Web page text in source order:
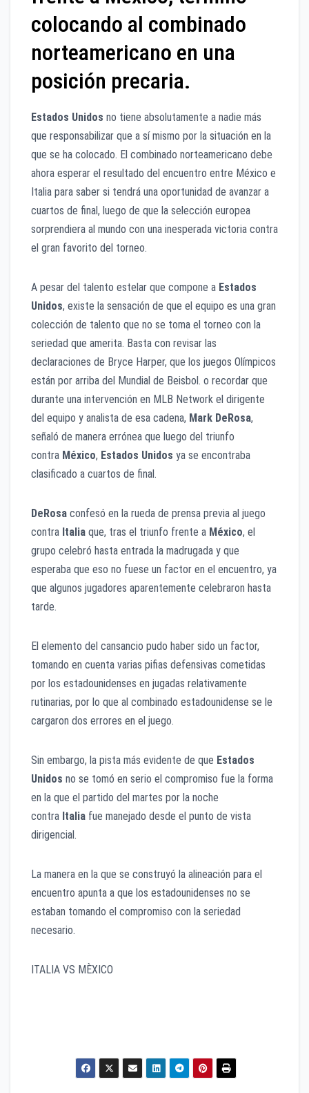
colocando al combinado
norteamericano en una
posición precaria.
Estados Unidos no tiene absolutamente a nadie más
que responsabilizar que a sí mismo por la situación en la
que se ha colocado. El combinado norteamericano debe
ahora esperar el resultado del encuentro entre México e
Italia para saber si tendrá una oportunidad de avanzar a
cuartos de final, luego de que la selección europea
sorprendiera al mundo con una inesperada victoria contra
el gran favorito del torneo.
A pesar del talento estelar que compone a Estados
Unidos, existe la sensación de que el equipo es una gran
colección de talento que no se toma el torneo con la
seriedad que amerita. Basta con revisar las
declaraciones de Bryce Harper, que los juegos Olímpicos
están por arriba del Mundial de Beisbol. o recordar que
durante una intervención en MLB Network el dirigente
del equipo y analista de esa cadena, Mark DeRosa,
señaló de manera errónea que luego del triunfo
contra México, Estados Unidos ya se encontraba
clasificado a cuartos de final.
DeRosa confesó en la rueda de prensa previa al juego
contra Italia que, tras el triunfo frente a México, el
grupo celebró hasta entrada la madrugada y que
esperaba que eso no fuese un factor en el encuentro, ya
que algunos jugadores aparentemente celebraron hasta
tarde.
El elemento del cansancio pudo haber sido un factor,
tomando en cuenta varias pifias defensivas cometidas
por los estadounidenses en jugadas relativamente
rutinarias, por lo que al combinado estadounidense se le
cargaron dos errores en el juego.
Sin embargo, la pista más evidente de que Estados
Unidos no se tomó en serio el compromiso fue la forma
en la que el partido del martes por la noche
contra Italia fue manejado desde el punto de vista
dirigencial.
La manera en la que se construyó la alineación para el
encuentro apunta a que los estadounidenses no se
estaban tomando el compromiso con la seriedad
necesario.
ITALIA VS MÈXICO